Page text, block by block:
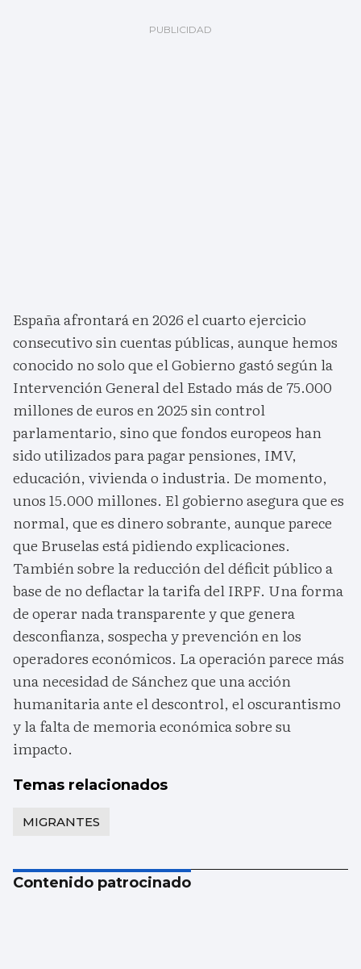
España afrontará en 2026 el cuarto ejercicio
consecutivo sin cuentas públicas, aunque hemos
conocido no solo que el Gobierno gastó según la
Intervención General del Estado más de 75.000
millones de euros en 2025 sin control
parlamentario, sino que fondos europeos han
sido utilizados para pagar pensiones, IMV,
educación, vivienda o industria. De momento,
unos 15.000 millones. El gobierno asegura que es
normal, que es dinero sobrante, aunque parece
que Bruselas está pidiendo explicaciones.
También sobre la reducción del déficit público a
base de no deflactar la tarifa del IRPF. Una forma
de operar nada transparente y que genera
desconfianza, sospecha y prevención en los
operadores económicos. La operación parece más
una necesidad de Sánchez que una acción
humanitaria ante el descontrol, el oscurantismo
y la falta de memoria económica sobre su
impacto.
Temas relacionados
MIGRANTES
Contenido patrocinado